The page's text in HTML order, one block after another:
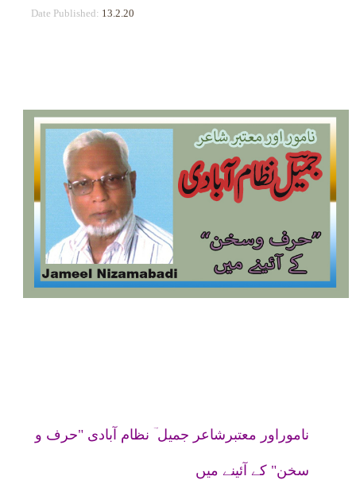
Date Published: 13.2.20
ناموراور معتبرشاعر جمیل ؔ نظام آبادی "حرف و
سخن" کے آئینے میں